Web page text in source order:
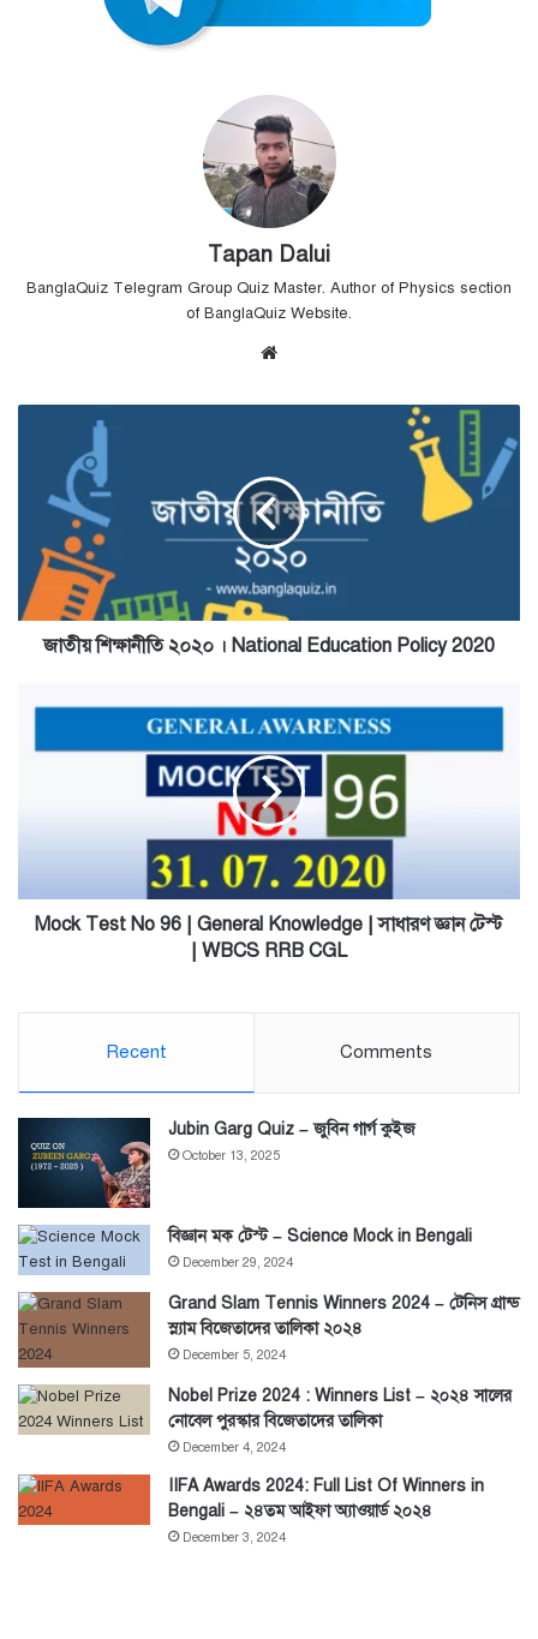
Tapan Dalui
BanglaQuiz Telegram Group Quiz Master. Author of Physics section
of BanglaQuiz Website.
National
Education
Policy
2020
জাতীয় শিক্ষানীতি ২০২০ । National Education Policy 2020
No
সাধারণ
জ্ঞানMock Test No 96 | General Knowledge | সাধারণ জ্ঞান টেস্ট
| WBCS RRB CGL
Recent Comments
Jubin Garg Quiz – জুবিন গার্গ কুইজ
October 13, 2025
বিজ্ঞান মক টেস্ট – Science Mock in Bengali
December 29, 2024
Grand Slam Tennis Winners 2024 – টেনিস গ্রান্ড
স্ল্যাম বিজেতাদের তালিকা ২০২৪
December 5, 2024
Nobel Prize 2024 : Winners List – ২০২৪ সালের
নোবেল পুরস্কার বিজেতাদের তালিকা
December 4, 2024
IIFA Awards 2024: Full List Of Winners in
Bengali – ২৪তম আইফা অ্যাওয়ার্ড ২০২৪
December 3, 2024